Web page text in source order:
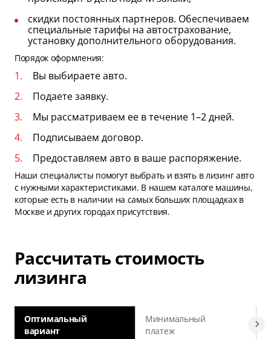
скидки постоянных партнеров. Обеспечиваем
специальные тарифы на автострахование,
установку дополнительного оборудования.
Порядок оформления:
Вы выбираете авто.
Подаете заявку.
Мы рассматриваем ее в течение 1–2 дней.
Подписываем договор.
Предоставляем авто в ваше распоряжение.
Наши специалисты помогут выбрать и взять в лизинг авто
с нужными характеристиками. В нашем каталоге машины,
которые есть в наличии на самых больших площадках в
Москве и других городах присутствия.
Рассчитать стоимость
лизинга
Оптимальный
вариант
Минимальный
платеж